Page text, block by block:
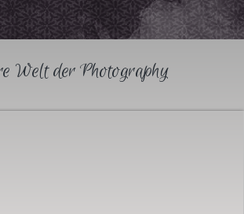
Welt der Photography